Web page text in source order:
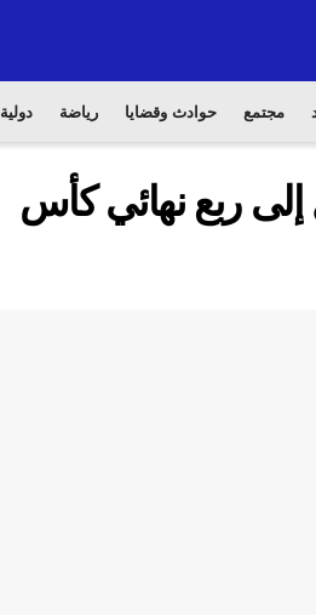
مجتمع حوادث وقضايا رياضة دولية
إلى ربع نهائي كأس